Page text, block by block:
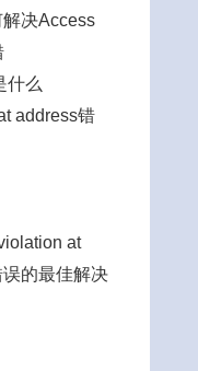
决Access
什么
address错
at
的最佳解决